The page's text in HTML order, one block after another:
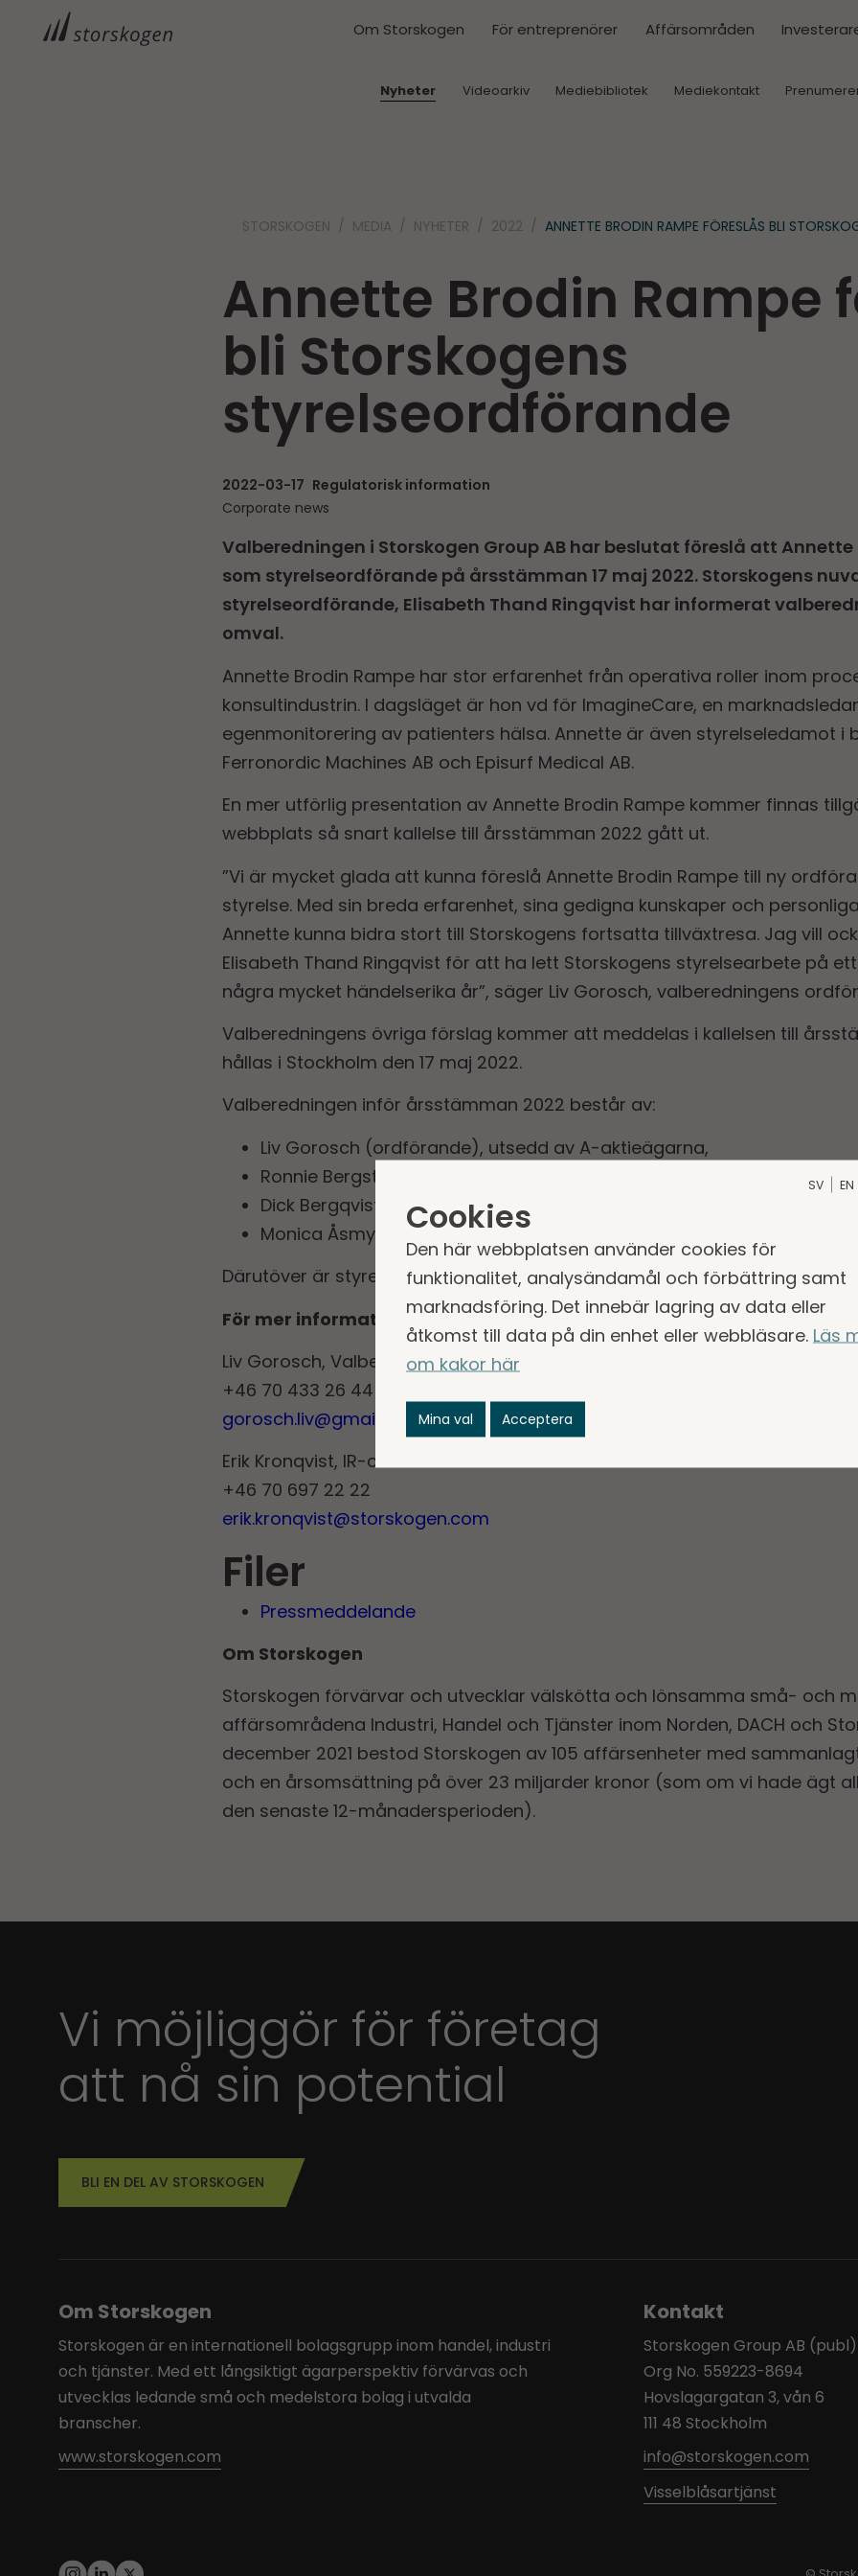
Om Storskogen För entreprenörer Affärsområden
Nyheter Videoarkiv Mediebibliotek Mediekontakt
STORSKOGEN MEDIA NYHETER 2022 ANNETTE BRODIN RAMPE FÖRESLÅS BLI
Annette Brodin Rampe
bli Storskogens
styrelseordförande
2022-03-17 Regulatorisk information
Corporate news
Valberedningen i Storskogen Group AB har beslutat föreslå att Annette
som styrelseordförande på årsstämman 17 maj 2022. Storskogens
styrelseordförande, Elisabeth Thand Ringqvist har informerat
omval.
Annette Brodin Rampe har stor erfarenhet från operativa roller inom
konsultindustrin. I dagsläget är hon vd för ImagineCare, en
egenmonitorering av patienters hälsa. Annette är även styrelseledamot i
Ferronordic Machines AB och Episurf Medical AB.
En mer utförlig presentation av Annette Brodin Rampe kommer finnas
webbplats så snart kallelse till årsstämman 2022 gått ut.
”Vi är mycket glada att kunna föreslå Annette Brodin Rampe till ny
styrelse. Med sin breda erfarenhet, sina gedigna kunskaper och
Annette kunna bidra stort till Storskogens fortsatta tillväxtresa. Jag vill
Elisabeth Thand Ringqvist för att ha lett Storskogens styrelsearbete på
några mycket händelserika år”, säger Liv Gorosch, valberedningens
Valberedningens övriga förslag kommer att meddelas i kallelsen till
hållas i Stockholm den 17 maj 2022.
Valberedningen inför årsstämman 2022 består av:
Liv Gorosch (ordförande), utsedd av A-aktieägarna,
Ronnie Bergström, utsedd av A-aktieägarna,
Dick Bergqvist, utsedd av AMF,
Monica Åsmyr, utsedd av Swedbank Robur Fonder.
Därutöver är styrelsens ordförande, Elisabeth Thand Ringqvist,
För mer information, vänligen kontakta:
Liv Gorosch, Valberedningens ordförande
+46 70 433 26 44
gorosch.liv@gmail.com
Erik Kronqvist, IR-chef
+46 70 697 22 22
erik.kronqvist@storskogen.com
Filer
Pressmeddelande
Om Storskogen
Storskogen förvärvar och utvecklar välskötta och lönsamma små- och
affärsområdena Industri, Handel och Tjänster inom Norden, DACH och
december 2021 bestod Storskogen av 105 affärsenheter med
och en årsomsättning på över 23 miljarder kronor (som om vi hade ägt
den senaste 12-månadersperioden).
Vi möjliggör för företag
att nå sin potential
BLI EN DEL AV STORSKOGEN
Om Storskogen
Storskogen är en internationell bolagsgrupp inom handel, industri
och tjänster. Med ett långsiktigt ägarperspektiv förvärvas och
utvecklas ledande små och medelstora bolag i utvalda
branscher.
www.storskogen.com
Kontakt
Storskogen Group AB (publ)
Org No. 559223-8694
Hovslagargatan 3, vån 6
111 48 Stockholm
info@storskogen.com
Visselblåsartjänst
SV EN
Cookies
Den här webbplatsen använder cookies för
funktionalitet, analysändamål och förbättring samt
marknadsföring. Det innebär lagring av data eller
åtkomst till data på din enhet eller webbläsare. Läs
om kakor här
Mina val Acceptera